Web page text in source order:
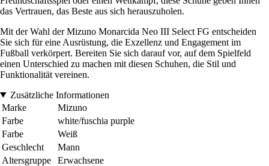
das Vertrauen, das Beste aus sich herauszuholen.
Mit der Wahl der Mizuno Monarcida Neo III Select FG entscheiden
Sie sich für eine Ausrüstung, die Exzellenz und Engagement im
Fußball verkörpert. Bereiten Sie sich darauf vor, auf dem Spielfeld
einen Unterschied zu machen mit diesen Schuhen, die Stil und
Funktionalität vereinen.
Zusätzliche Informationen
Marke
Mizuno
Farbe
white/fuschia purple
Farbe
Weiß
Geschlecht
Mann
Altersgruppe
Erwachsene